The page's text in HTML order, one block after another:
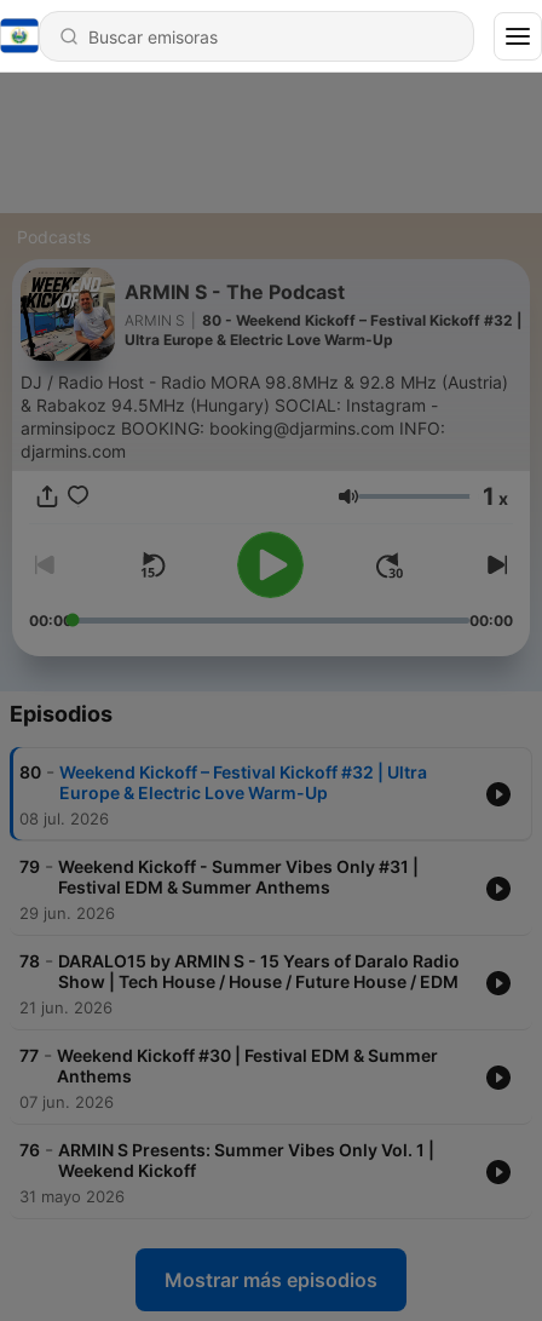
Podcasts
ARMIN S - The Podcast
ARMIN S
80 - Weekend Kickoff – Festival Kickoff #32 |
Ultra Europe & Electric Love Warm-Up
DJ / Radio Host - Radio MORA 98.8MHz & 92.8 MHz (Austria)
& Rabakoz 94.5MHz (Hungary) SOCIAL: Instagram -
arminsipocz BOOKING: booking@djarmins.com INFO:
djarmins.com
Volumen 1 x
00:00 00:00
Episodios
80 - Weekend Kickoff – Festival Kickoff #32 | Ultra
Europe & Electric Love Warm-Up
08 jul. 2026
79 - Weekend Kickoff - Summer Vibes Only #31 |
Festival EDM & Summer Anthems
29 jun. 2026
78 - DARALO15 by ARMIN S - 15 Years of Daralo Radio
Show | Tech House / House / Future House / EDM
21 jun. 2026
77 - Weekend Kickoff #30 | Festival EDM & Summer
Anthems
07 jun. 2026
76 - ARMIN S Presents: Summer Vibes Only Vol. 1 |
Weekend Kickoff
31 mayo 2026
Mostrar más episodios